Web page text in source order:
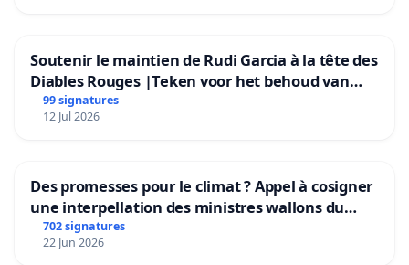
Soutenir le maintien de Rudi Garcia à la tête des
Diables Rouges |Teken voor het behoud van
Rudi Garcia als bondscoach
99 signatures
12 Jul 2026
Des promesses pour le climat ? Appel à cosigner
une interpellation des ministres wallons du
climat et de l’environnement.
702 signatures
22 Jun 2026